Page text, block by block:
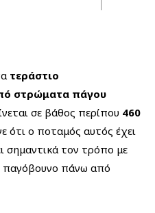
τεράστιο
στρώματα πάγου
σε βάθος περίπου 460
ότι ο ποταμός αυτός έχει
σημαντικά τον τρόπο με
παγόβουνο πάνω από